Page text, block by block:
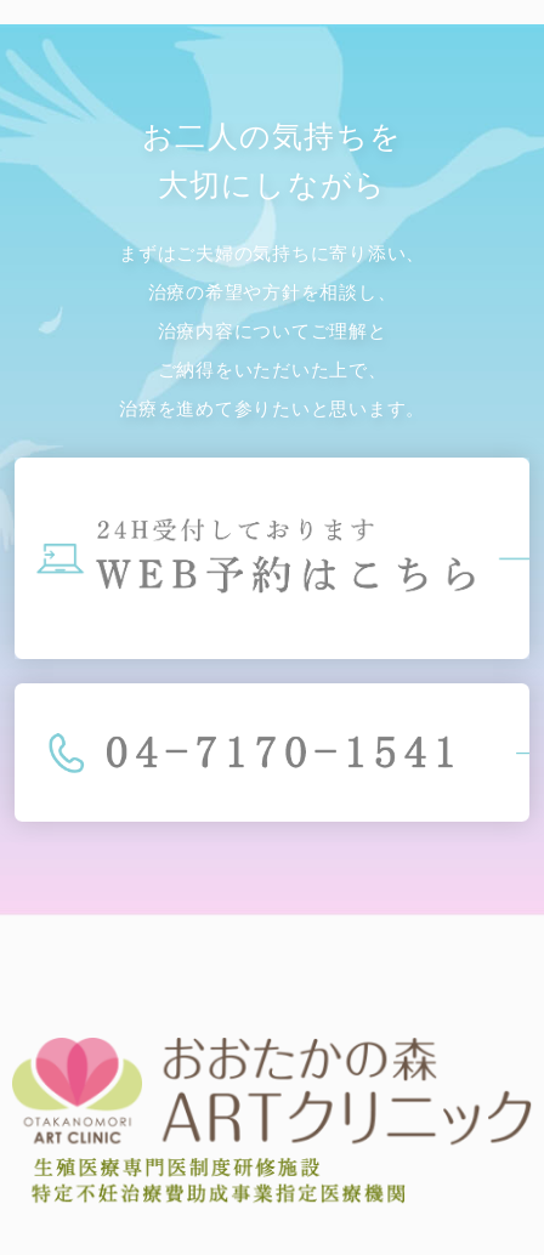
お二人の気持ちを
大切にしながら
まずはご夫婦の気持ちに寄り添い、
治療の希望や方針を相談し、
治療内容についてご理解と
ご納得をいただいた上で、
治療を進めて参りたいと思います。